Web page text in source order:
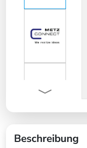
Beschreibung